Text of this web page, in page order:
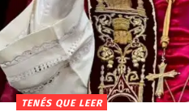
TENÉS QUE LEER